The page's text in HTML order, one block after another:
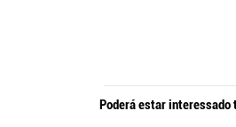
Poderá estar interessado